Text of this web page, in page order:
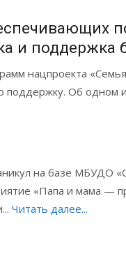
и поддержка
нацпроекта
поддержку. Об
на базе МБУДО
«Папа и мама —
Читать далее...